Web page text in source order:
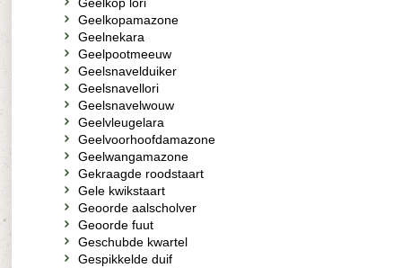
Geelkopamazone
Geelnekara
Geelpootmeeuw
Geelsnavelduiker
Geelsnavellori
Geelsnavelwouw
Geelvleugelara
Geelvoorhoofdamazone
Geelwangamazone
Gekraagde roodstaart
Gele kwikstaart
Geoorde aalscholver
Geoorde fuut
Geschubde kwartel
Gespikkelde duif